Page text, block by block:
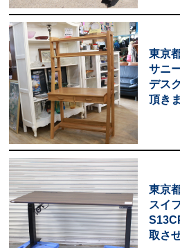
東京
サニ
デス
頂き
東京
スイ
取さ